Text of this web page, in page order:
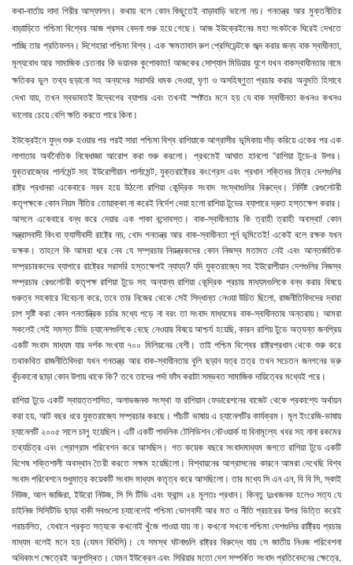
কথা-বার্তায় দাদা গিরীর আস্ফালন। কথায় বলে কোন কিছুতেই বাড়াবাড়ি ভালো নয়। গনতন্ত্র আর মুক্তনীতির
বাড়াাড়িতে পশ্চিমা বিশ্বের আজ প্রসব বেদনা শুরু হয়ে গেছে। আজ ইউক্রেইনের মহা সংকটকে ঘিরেই দেখতে
পাচ্ছি তার প্রতিফলন। দিশেহারা পশ্চিমা বিশ্ব। এক ক্ষমতাবান রুশ প্রেসিডেন্টকে জব্দ করার জন্য বাক স্বাধীনতা,
মূল্যবোধ আর সামাজিক চেতনার কি ভয়ানক কুপোকাত! আজকের সোশ্যাল মিডিয়ার যুগে যখন বাকস্বাধীনতার নামে
ক্ষতিকর ভুল তথ্য ছড়ানো সহ অন্যদের সরাসরি ধমক দেওয়া, ঘৃণা ও অসহিষ্ণুতা প্রচার করার অনুমতি হিসাবে
দেখা যায়, তখন স্বভাবতই উদ্বেগের ব্যাপার এবং তখনই স্পষ্টতঃ মনে হয় যে বাক স্বাধীনতা কখনও কখনও
ভালোর চেয়ে বেশি ক্ষতি করতে পারে কিনা।
ইউক্রেইনে যুদ্ধ শুরু হওয়ার পর পরই সারা পশ্চিমা বিশ্ব রাশিয়াকে আগ্রাসীর ভূমিকায় দাঁড় করিয়ে একের পর এক
লাগাতার অর্থনৈতিক নিষেধাজ্ঞা আরোপ করা শুরু করলো। প্রথমেই আঘাত হানলো “রাশিয়া টুডে-র উপর।
যুক্তরাজ্যের পার্লমেন্ট সহ ইউরোপীয়ান পার্লামেন্ট, যুক্তরাষ্ট্রের কংগ্রেস এবং প্রধান শক্তিধর মিত্র দেশগুলির
রাষ্ট্র প্রধানরা একেবারে সরব হয়ে উঠলো রাশিয়া কেন্দ্রিক সংবাদ সংস্থাগুলির বিরুদ্ধে। নির্দিষ্ট রেগুলেটরী
কতৃপক্ষকে কোন নিয়ম নীতির তোয়াক্কা না করেই নির্দেশ দেয়া হলো রাশিয়া টুডের ব্যাপারে দ্রুত হস্তক্ষেপ করার।
আসলে একেবারে বন্ধ করে দেয়ার এক পাকা বন্দোবস্ত। বাক-স্বাধীনতার কি ত্রাহী ত্রাহী অবস্থা! কোন
সন্ত্রাসবাদী কিংবা ফ্যাসীবাদী রাষ্ট্রে নয়, খোদ গনতন্ত্র আর বাক-স্বাধীনতা পূর্ন ভূমিতেই! একেই বলে রক্ষক যখন
ভক্ষক। তাহলে কি আমরা ধরে নেব যে সম্প্রচার নিয়ন্ত্রকদের কোন নিজস্ব মতামত নেই এবং আন্তর্জাতিক
সম্প্রচারকদের ব্যাপারে রাষ্ট্রের সরাসরি হস্তক্ষেপই ন্যায্য? যদি যুক্তরাজ্যে সহ ইউরোপীয়ান দেশগুলির নিজস্ব
সম্প্রচার রেগুলেটরী কতৃপক্ষ রাশিয়া টুডে সহ অন্যান্য রাশিয়া কেন্দ্রিক প্রচার মাধ্যমগুলিকে বন্ধ করার বিষয়ে
গুরুত্ব সহকারে বিবেচনা করে, তবে তার নিজের থেকে সেই সিদ্ধান্ত নেওয়া উচিত ছিলো, রাজনীতিবিদদের দ্বারা
চাপ সৃষ্টি করা কোন গনতান্ত্রিক চর্চার মধ্যে পড়ে না বরং তা সংবাদ মাধ্যমের বাক-স্বাধীনতার অন্তরায়। আমরা
সকলেই সেই সমস্ত টিভি চ্যানেলগুলিকে বেছে নেওয়ার বিষয়ে আশ্চর্য হয়েছি, কারন রাশিয় টুডে অত্যন্ত জনপ্রিয়
একটি সংবাদ মাধ্যম যার দর্শক সংখ্যা ৭০০ মিলিয়নের বেশী। তাই পশ্চিম বিশ্বের রাষ্ট্রপ্রধান থেকে শুরু করে
তথাকথিত রাজনীতিবিদরা যখন গনতন্ত্র আর বাক-স্বাধীনতার বুলি ছড়ান যত্র তত্র তখন সচেতন জনগনের ভ্রু
কুঁচকানো ছাড়া কোন উপায় থাকে কি? তবে তাদের পর্দা ফাঁস করাটা সম্ভবত সামাজিক দায়িত্বের মধ্যেই পরে।
রাশিয়া টুডে একটি স্বায়ত্তশাসিত, অলাভজনক সংস্থা যা রাশিয়ান ফেডারেশনের বাজেট থেকে প্রকাশ্যে অর্থায়ন
করা হয়, আট বছর ধরে যুক্তরাজ্যে সম্প্রচার করছে।পাঁচটি ভাষায় এ চ্যানেলটির কার্যক্রম। মূল ইংরেজি-ভাষায়
চ্যানেলটি ২০০৫ সালে চালু হয়েছিল। এটি একটি পাবলিক টেলিভিশন নেটওয়ার্ক যা বিনামূল্যে খবর সহ নানা রকমের
তথ্যচিত্র এবং প্রোগ্রাম পরিবেশন করে আসছিল। গত কয়েক বছরে সংবাদমাধ্যম জগতে রাশিয়া টুডে একটি
বিশেষ শক্তিশালী অবস্থান তৈরী করতে সক্ষম হয়েছিলো। বিশ্বায়নের আগ্রাসনের কারনে আমরা দেখেছি বিশ্ব
সংবাদ পরিবেশনে শুধুমাত্র কয়েকটি সংবাদ মাধ্যম কতৃত্ব করে আসছিলো। তার মধ্যে সি এন এন, বি বি সি, স্কাই
নিউজ, আল জাজিরা, ইউরো নিউজ, সি সি টিভি এবং ফ্রান্স ২৪ মূলতঃ প্রধান। কিন্তু দুঃখজনক হলেও সত্য যে
চাইনিজ সিসিটিভি ছাড়া বাকী সবগুলো চ্যানেলেই পশ্চিমা ভোগবাদী আর মত ও নীতি প্রচারের উপর ভিত্তি করেই
পরাচালিত, যেখানে প্রকৃত সত্যকে কখনোই খুঁজে পাওয়া যায় না। কখনো সখনো পশ্চিমা দেশগুলির রাষ্ট্রিয় প্রচার
মাধ্যম বলেই মনে হয় (যেমন বিবিসি)। যে সমস্থ ঘটনাগুলি রাষ্ট্রর বিরুদ্ধে যায় সে জাতীয় নিওজ পরিবেশনা
অধিকাংশ ক্ষেত্রেই অনুপস্থিত। যেমন ইউক্রেন এবং সিরিয়ার মতো দেশ সম্পর্কিত সংবাদ প্রতিবেদনের ক্ষেত্রে,